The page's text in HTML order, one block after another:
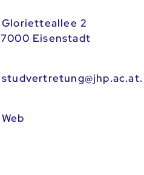
Glorietteallee 2
7000 Eisenstadt
studvertretung@jhp.ac.at.
Web